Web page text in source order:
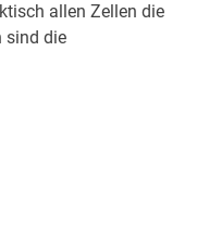
allen Zellen die
sind die